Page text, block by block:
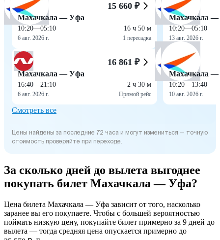
15 660 ₽
Махачкала — Уфа
10:20—05:10
6 авг. 2026 г.
16 ч 50 м
1 пересадка
16 861 ₽
Махачкала — Уфа
16:40—21:10
6 авг. 2026 г.
2 ч 30 м
Прямой рейс
Махачкала
10:20—05:10
13 авг. 2026 г.
Махачкала
10:20—13:40
10 авг. 2026 г.
Смотреть все
Цены найдены за последние 72 часа и могут измениться — точную
стоимость проверяйте при переходе.
За сколько дней до вылета выгоднее
покупать билет Махачкала — Уфа?
Цена билета Махачкала — Уфа зависит от того, насколько
заранее вы его покупаете. Чтобы с большей вероятностью
поймать низкую цену, покупайте билет примерно за 9 дней до
вылета — тогда средняя цена опускается примерно до